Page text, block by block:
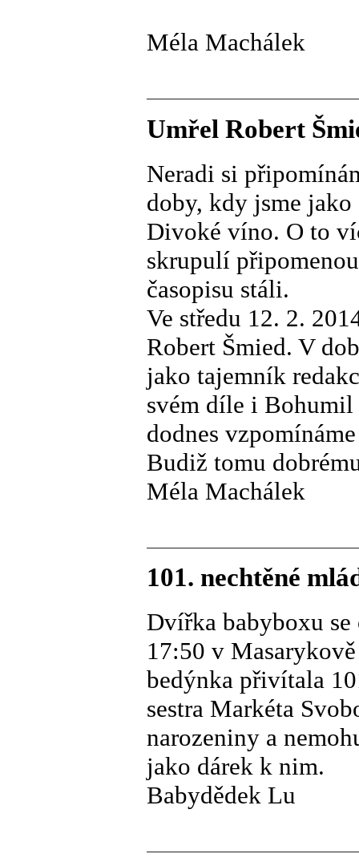
Méla Machálek
Umřel Robert
Neradi si
doby, kdy jsme
Divoké víno. O to
skrupulí
časopisu stáli.
Ve středu 12. 2.
Robert Šmied. V
jako tajemník
svém díle i
dodnes
Budiž tomu
Méla Machálek
101. nechtěné
Dvířka babyboxu
17:50 v
bedýnka přivítala
sestra Markéta
narozeniny a
jako dárek k nim.
Babydědek Lu